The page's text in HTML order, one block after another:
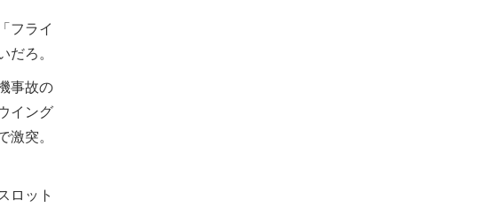
フライ
だろ。
事故の
イング
激突。
ロット